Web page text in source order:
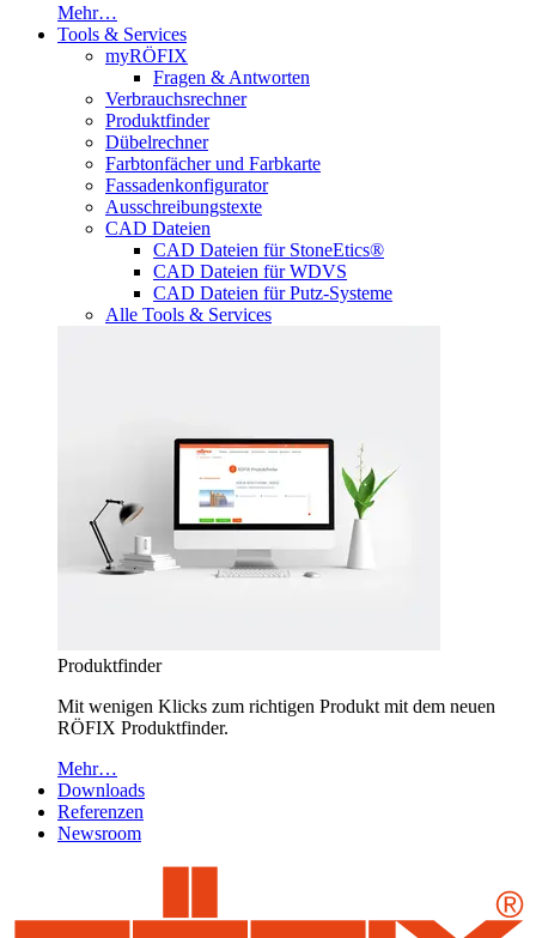
Mehr…
Tools & Services
myRÖFIX
Fragen & Antworten
Verbrauchsrechner
Produktfinder
Dübelrechner
Farbtonfächer und Farbkarte
Fassadenkonfigurator
Ausschreibungstexte
CAD Dateien
CAD Dateien für StoneEtics®
CAD Dateien für WDVS
CAD Dateien für Putz-Systeme
Alle Tools & Services
Produktfinder
Mit wenigen Klicks zum richtigen Produkt mit dem neuen
RÖFIX Produktfinder.
Mehr…
Downloads
Referenzen
Newsroom